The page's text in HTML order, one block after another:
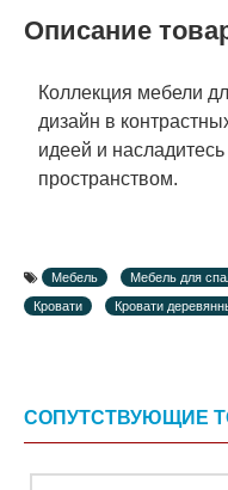
Описание
Коллекция мебели
дизайн в
идеей и
пространством.
Мебель Мебель для
Кровати
Кровати
СОПУТСТВУЮЩИЕ